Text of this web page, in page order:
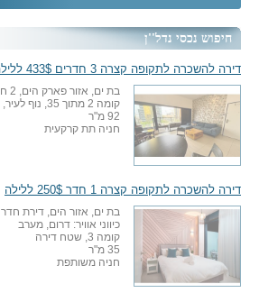
חיפוש נכסי נדל''ן
דירה להשכרה לתקופה קצרה 3 חדרים 433$ ללילה
בת ים, אזור פארק הים, 2 חדרי שינה + סלון
קומה 2 מתוך 35, נוף לעיר, שטח דירה
92 מ"ר
חניה תת קרקעית
דירה להשכרה לתקופה קצרה 1 חדר 250$ ללילה
בת ים, אזור הים, דירת חדר
כיווני אוויר: דרום, מערב
קומה 3, שטח דירה
35 מ"ר
חניה משותפת